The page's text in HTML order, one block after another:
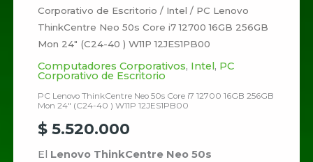
Corporativo de Escritorio / Intel / PC Lenovo
ThinkCentre Neo 50s Core i7 12700 16GB 256GB
Mon 24″ (C24-40 ) W11P 12JES1PB00
Computadores Corporativos, Intel, PC
Corporativo de Escritorio
PC Lenovo ThinkCentre Neo 50s Core i7 12700 16GB 256GB
Mon 24″ (C24-40 ) W11P 12JES1PB00
$ 5.520.000
El Lenovo ThinkCentre Neo 50s